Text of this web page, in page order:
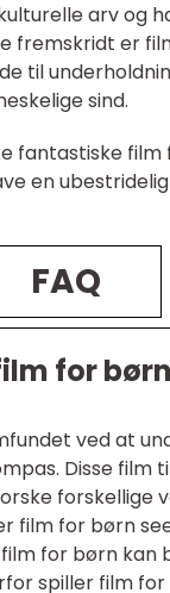
arv og
fremskridt er
til
sind.
fantastiske
en
FAQ
for
ved at
Disse film
forskellige
for børn
for børn
spiller film